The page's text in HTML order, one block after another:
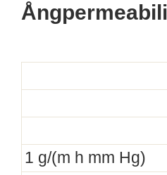
1 g/(m h mm Hg)